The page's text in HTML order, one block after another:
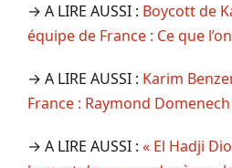
→ A LIRE AUSSI : Boycott de
équipe de France : Ce que
→ A LIRE AUSSI : Karim
France : Raymond
→ A LIRE AUSSI : « El Hadji